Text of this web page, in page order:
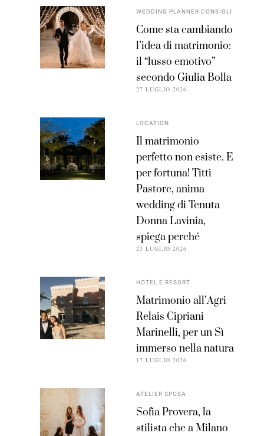
WEDDING PLANNER CONSIGLI
Come sta cambiando
l’idea di matrimonio:
il “lusso emotivo”
secondo Giulia Bolla
27 LUGLIO 2026
LOCATION
Il matrimonio
perfetto non esiste. E
per fortuna! Titti
Pastore, anima
wedding di Tenuta
Donna Lavinia,
spiega perché
23 LUGLIO 2026
HOTEL E RESORT
Matrimonio all’Agri
Relais Cipriani
Marinelli, per un Sì
immerso nella natura
17 LUGLIO 2026
ATELIER SPOSA
Sofia Provera, la
stilista che a Milano